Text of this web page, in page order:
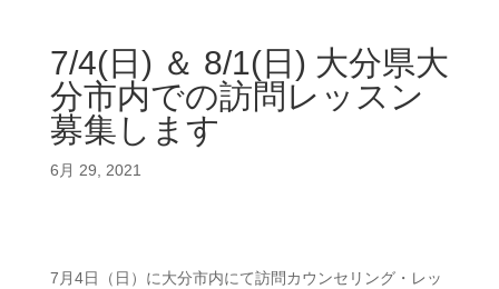
7/4(日) ＆ 8/1(日) 大分県大
分市内での訪問レッスン
募集します
6月 29, 2021
7月4日（日）に大分市内にて訪問カウンセリング・レッ